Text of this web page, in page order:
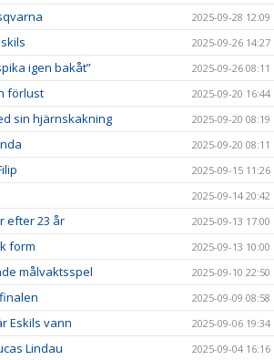
2025-09-28 12:09
2025-09-26 14:27
igen bakåt” 2025-09-26 08:11
förlust 2025-09-20 16:44
sin hjärnskakning 2025-09-20 08:19
2025-09-20 08:11
2025-09-15 11:26
2025-09-14 20:42
efter 23 år 2025-09-13 17:00
form 2025-09-13 10:00
målvaktsspel 2025-09-10 22:50
2025-09-09 08:58
Eskils vann 2025-09-06 19:34
Lindau 2025-09-04 16:16